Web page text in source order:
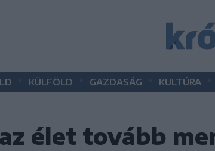
KÜLFÖLD GAZDASÁG KULTÚRA
élet tovább